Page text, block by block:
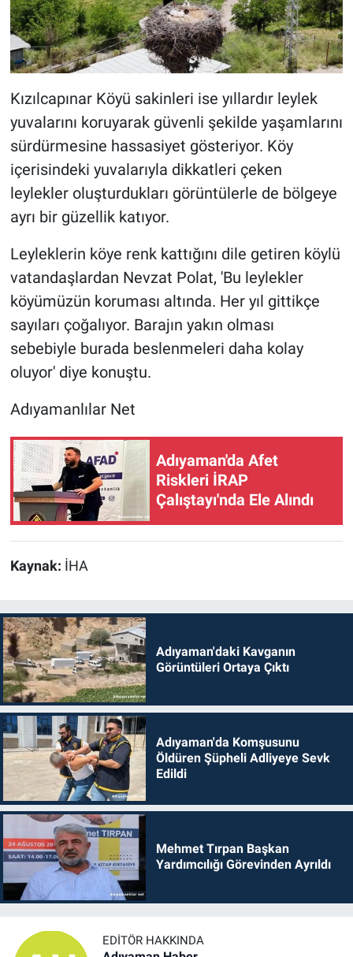
Kızılcapınar Köyü sakinleri ise yıllardır leylek
yuvalarını koruyarak güvenli şekilde yaşamlarını
sürdürmesine hassasiyet gösteriyor. Köy
içerisindeki yuvalarıyla dikkatleri çeken
leylekler oluşturdukları görüntülerle de bölgeye
ayrı bir güzellik katıyor.
Leyleklerin köye renk kattığını dile getiren köylü
vatandaşlardan Nevzat Polat, 'Bu leylekler
köyümüzün koruması altında. Her yıl gittikçe
sayıları çoğalıyor. Barajın yakın olması
sebebiyle burada beslenmeleri daha kolay
oluyor' diye konuştu.
Adıyamanlılar Net
Adıyaman'da Afet
Riskleri İRAP
Çalıştayı'nda Ele Alındı
Kaynak: İHA
Adıyaman'daki Kavganın
Görüntüleri Ortaya Çıktı
Adıyaman'da Komşusunu
Öldüren Şüpheli Adliyeye Sevk
Edildi
Mehmet Tırpan Başkan
Yardımcılığı Görevinden Ayrıldı
EDITÖR HAKKINDA